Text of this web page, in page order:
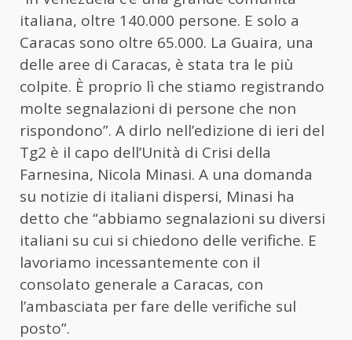
italiana, oltre 140.000 persone. E solo a
Caracas sono oltre 65.000. La Guaira, una
delle aree di Caracas, è stata tra le più
colpite. È proprio lì che stiamo registrando
molte segnalazioni di persone che non
rispondono”. A dirlo nell’edizione di ieri del
Tg2 è il capo dell’Unità di Crisi della
Farnesina, Nicola Minasi. A una domanda
su notizie di italiani dispersi, Minasi ha
detto che “abbiamo segnalazioni su diversi
italiani su cui si chiedono delle verifiche. E
lavoriamo incessantemente con il
consolato generale a Caracas, con
l’ambasciata per fare delle verifiche sul
posto”.